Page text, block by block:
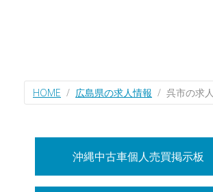
HOME 広島県の求人情報 呉市の求人
沖縄中古車個人売買掲示板